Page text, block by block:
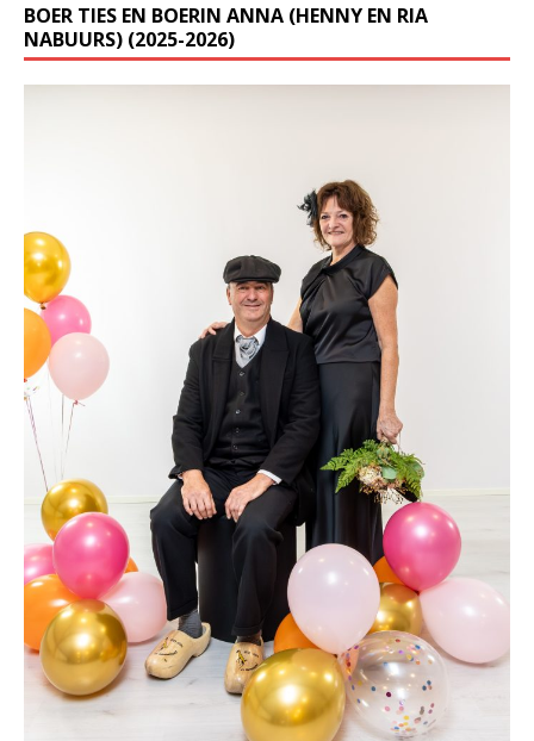
BOER TIES EN BOERIN ANNA (HENNY EN RIA
NABUURS) (2025-2026)